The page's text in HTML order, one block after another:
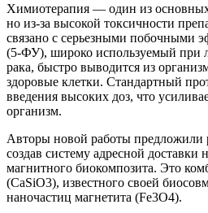
Химиотерапия — один из
но из-за высокой токсичности
связано с серьезными побочными
(5-ФУ), широко используемый при
рака, быстро выводится из
здоровые клетки. Стандартный
введения высоких доз, что
организм.
Авторы новой работы предложили
создав систему адресной доставки
магнитного биокомпозита. Это
(CaSiO3), известного своей
наночастиц магнетита (Fe3O4).